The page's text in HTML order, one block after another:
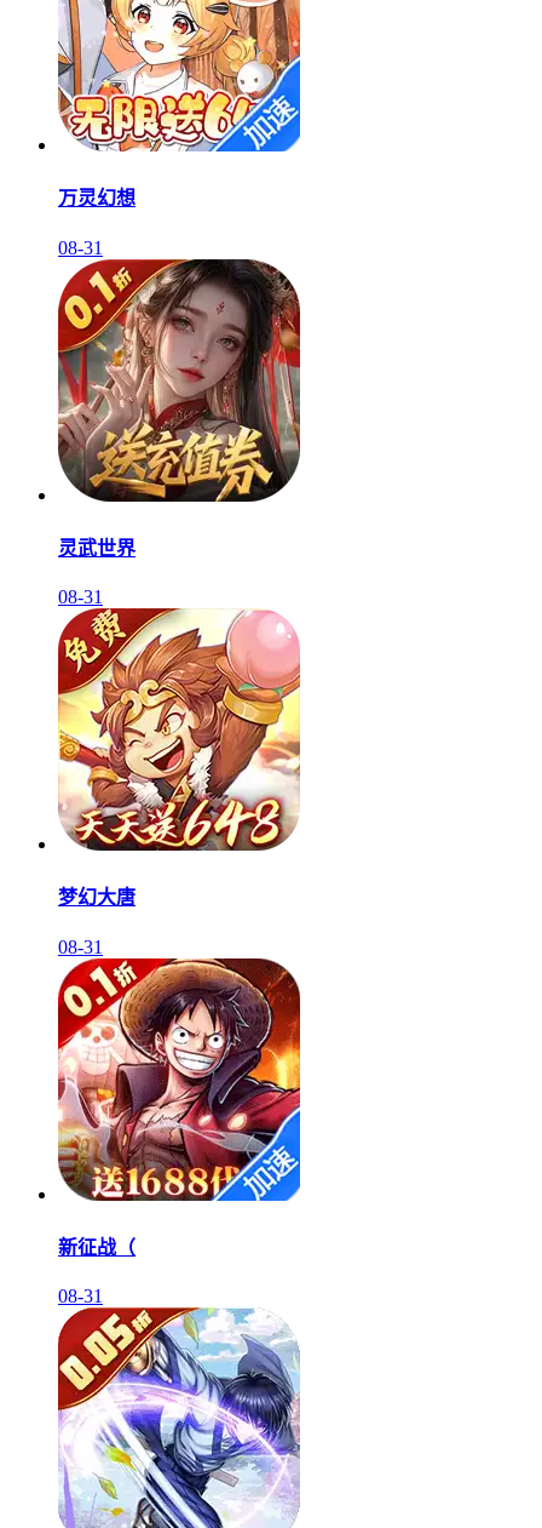
万灵幻想
08-31
灵武世界
08-31
梦幻大唐
08-31
新征战（
08-31